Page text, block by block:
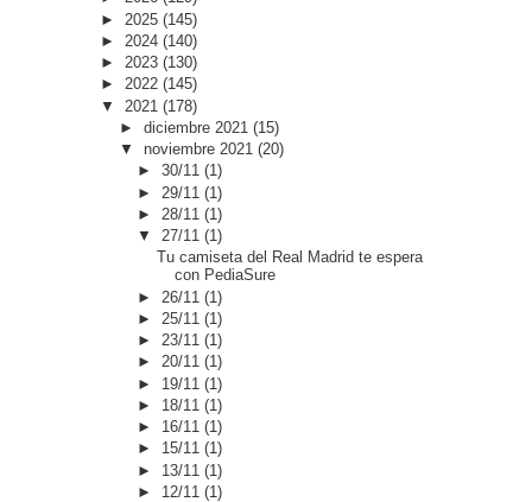
► 2025 (145)
► 2024 (140)
► 2023 (130)
► 2022 (145)
▼ 2021 (178)
► diciembre 2021 (15)
▼ noviembre 2021 (20)
►30/11(1)
► 29/11(1)
► 28/11(1)
▼27/11(1)
Tu camiseta del Real Madrid te espera
con PediaSure
► 26/11(1)
► 25/11(1)
►23/11(1)
►20/11(1)
► 19/11(1)
► 18/11(1)
► 16/11(1)
► 15/11(1)
► 13/11(1)
► 12/11(1)